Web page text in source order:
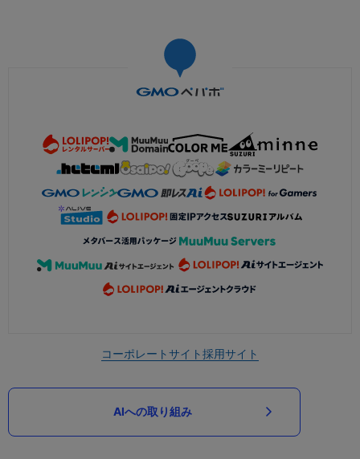
コーポレートサイト採用サイト
AIへの取り組み